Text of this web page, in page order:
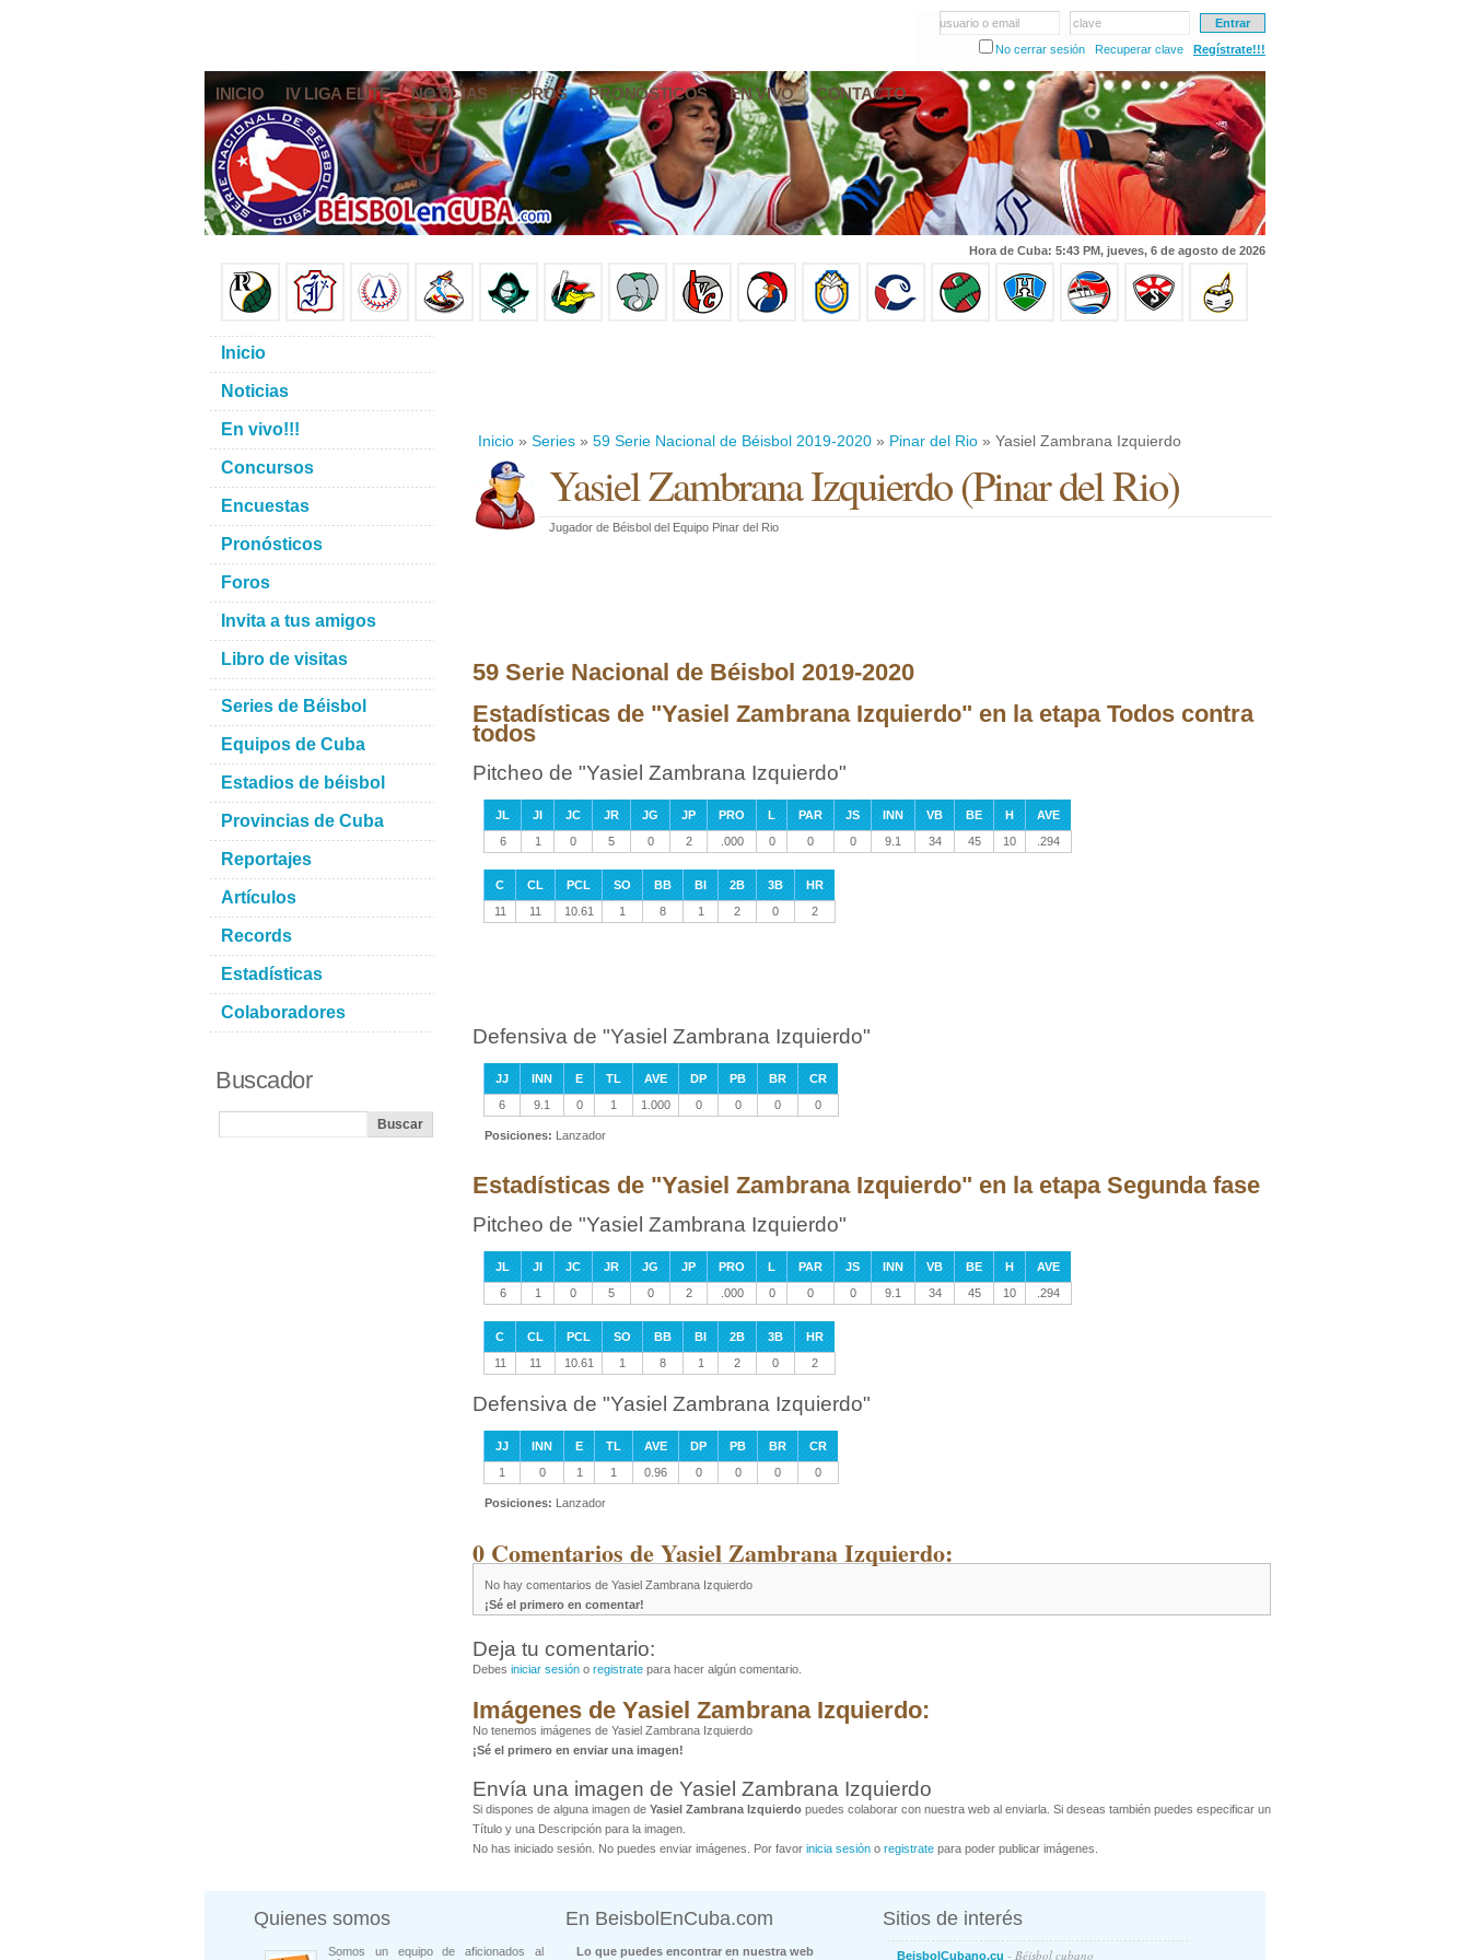
usuario o email
clave
No cerrar sesión
Recuperar clave Regístrate!!!
INICIO IV LIGA ELITE NOTICIAS FOROS PRONÓSTICOS EN VIVO CONTACTO
Hora de Cuba: 5:43 PM, jueves, 6 de agosto de 2026
Inicio » Series » 59 Serie Nacional de Béisbol 2019-2020 » Pinar del Rio » Yasiel Zambrana Izquierdo
Yasiel Zambrana Izquierdo(Pinar del Rio)
Jugador de Béisbol del Equipo Pinar del Rio
59 Serie Nacional de Béisbol 2019-2020
Estadísticas de "Yasiel Zambrana Izquierdo" en la etapa Todos contra
todos
Pitcheo de "Yasiel Zambrana Izquierdo"
JL JI JC JR JG JP PRO L PAR JS INN VB BE H
AVE
6
1 0 5 0 2 .000 0 0 0 9.1 34 45 10 .294
C CL PCL SO BB BI 2B 3B
HR
11
11 10.61 1 8 1 2 0 2
Defensiva de "Yasiel Zambrana Izquierdo"
JJ INN E TL AVE DP PB BR
CR
6
9.1 0 1 1.000 0 0 0 0
Posiciones: Lanzador
Estadísticas de "Yasiel Zambrana Izquierdo" en la etapa Segunda fase
Pitcheo de "Yasiel Zambrana Izquierdo"
JL JI JC JR JG JP PRO L PAR JS INN VB BE H
AVE
6
1 0 5 0 2 .000 0 0 0 9.1 34 45 10 .294
C CL PCL SO BB BI 2B 3B
HR
11
11 10.61 1 8 1 2 0 2
Defensiva de "Yasiel Zambrana Izquierdo"
JJ INN E TL AVE DP PB BR
CR
1
0 1 1 0.96 0 0 0 0
Posiciones: Lanzador
0 Comentarios de Yasiel Zambrana Izquierdo:
No hay comentarios de Yasiel Zambrana Izquierdo
¡Sé el primero en comentar!
Deja tu comentario:
Debes iniciar sesión o registrate para hacer algún comentario.
Imágenes de Yasiel Zambrana Izquierdo:
No tenemos imágenes de Yasiel Zambrana Izquierdo
¡Sé el primero en enviar una imagen!
Envía una imagen de Yasiel Zambrana Izquierdo
Si dispones de alguna imagen de Yasiel Zambrana Izquierdo puedes colaborar con nuestra web al enviarla. Si deseas también puedes especificar un
Título y una Descripción para la imagen.
No has iniciado sesión. No puedes enviar imágenes. Por favor inicia sesión o registrate para poder publicar imágenes.
Inicio
Noticias
En vivo!!!
Concursos
Encuestas
Pronósticos
Foros
Invita a tus amigos
Libro de visitas
Series de Béisbol
Equipos de Cuba
Estadios de béisbol
Provincias de Cuba
Reportajes
Artículos
Records
Estadísticas
Colaboradores
Buscador
Quienes somos
Somos un equipo de aficionados al
En BeisbolEnCuba.com
Lo que puedes encontrar en nuestra web
Sitios de interés
BeisbolCubano.cu - Béisbol cubano